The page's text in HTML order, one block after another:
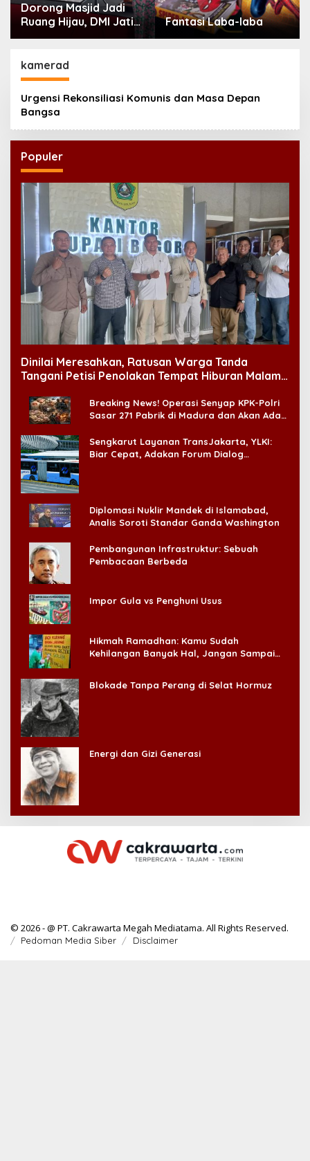
Dorong Masjid Jadi
Ruang Hijau, DMI Jatim
Tanam 300 Bibit
Fantasi Laba-laba
kamerad
Urgensi Rekonsiliasi Komunis dan Masa Depan
Bangsa
Populer
Dinilai Meresahkan, Ratusan Warga Tanda
Tangani Petisi Penolakan Tempat Hiburan Malam
Breaking News! Operasi Senyap KPK-Polri
Sasar 271 Pabrik di Madura dan Akan Ada
Sengkarut Layanan TransJakarta, YLKI:
Biar Cepat, Adakan Forum Dialog
Diplomasi Nuklir Mandek di Islamabad,
Analis Soroti Standar Ganda Washington
Pembangunan Infrastruktur: Sebuah
Pembacaan Berbeda
Impor Gula vs Penghuni Usus
Hikmah Ramadhan: Kamu Sudah
Kehilangan Banyak Hal, Jangan Sampai
Blokade Tanpa Perang di Selat Hormuz
Energi dan Gizi Generasi
© 2026 - @ PT. Cakrawarta Megah Mediatama. All Rights Reserved.
Pedoman Media Siber Disclaimer